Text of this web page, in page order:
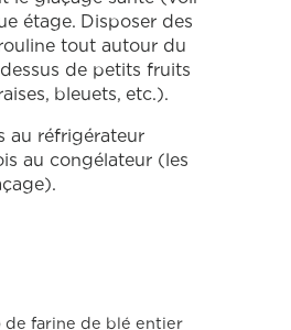
étage. Disposer des
tout autour du
de petits fruits
bleuets, etc.).
au réfrigérateur
au congélateur (les
de farine de blé entier